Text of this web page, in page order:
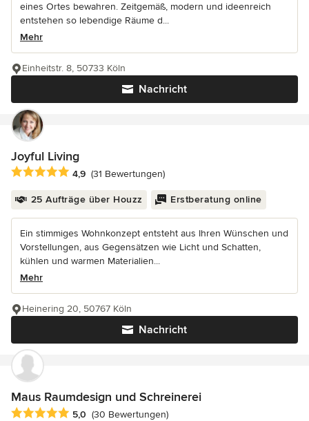
eines Ortes bewahren. Zeitgemäß, modern und ideenreich
entstehen so lebendige Räume d...
Mehr
Nachricht
Einheitstr. 8, 50733 Köln
Joyful Living
Durchschnittliche Bewertung: 4.9 von 5 Sternen
4,9 (31 Bewertungen)
25 Aufträge über Houzz Erstberatung online
Ein stimmiges Wohnkonzept entsteht aus Ihren Wünschen und
Vorstellungen, aus Gegensätzen wie Licht und Schatten,
kühlen und warmen Materialien...
Mehr
Nachricht
Heinering 20, 50767 Köln
Maus Raumdesign und Schreinerei
Durchschnittliche Bewertung: 5 von 5 Sternen
5,0 (30 Bewertungen)